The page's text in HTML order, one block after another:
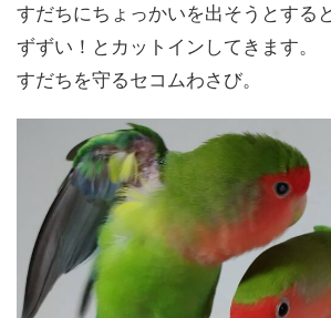
すだちにちょっかいを出そうとする
ずずい！とカットインしてきます。
すだちを守るセコムわさび。